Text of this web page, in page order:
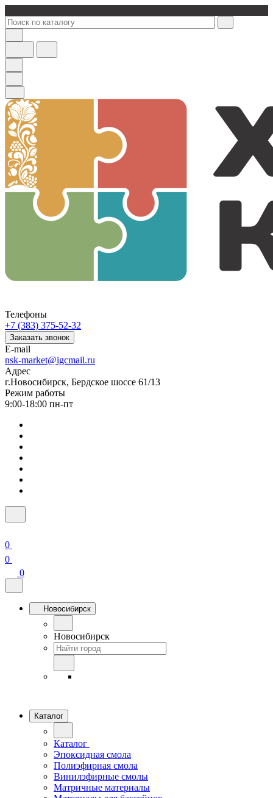
Телефоны
+7 (383) 375-52-32
Заказать звонок
E-mail
nsk-market@igcmail.ru
Адрес
г.Новосибирск, Бердское шоссе 61/13
Режим работы
9:00-18:00 пн-пт
0
0
0
Новосибирск
Новосибирск
Каталог
Каталог
Эпоксидная смола
Полиэфирная смола
Винилэфирные смолы
Матричные материалы